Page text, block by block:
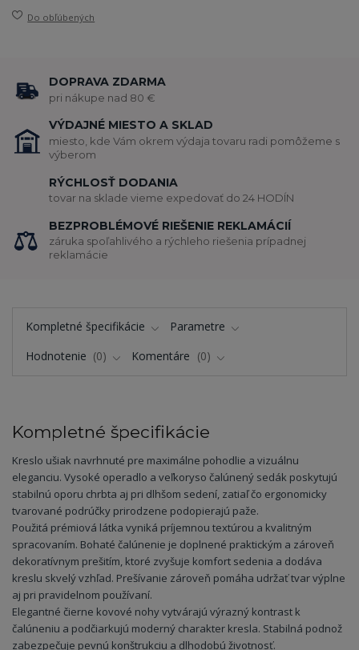
Do obľúbených
DOPRAVA ZDARMA
pri nákupe nad 80 €
VÝDAJNÉ MIESTO A SKLAD
miesto, kde Vám okrem výdaja tovaru radi pomôžeme s
výberom
RÝCHLOSŤ DODANIA
tovar na sklade vieme expedovať do 24 HODÍN
BEZPROBLÉMOVÉ RIEŠENIE REKLAMÁCIÍ
záruka spoľahlivého a rýchleho riešenia prípadnej
reklamácie
Kompletné špecifikácie
Parametre
Hodnotenie
0 Komentáre 0
Kompletné špecifikácie
Kreslo ušiak navrhnuté pre maximálne pohodlie a vizuálnu
eleganciu. Vysoké operadlo a veľkoryso čalúnený sedák poskytujú
stabilnú oporu chrbta aj pri dlhšom sedení, zatiaľ čo ergonomicky
tvarované podrúčky prirodzene podopierajú paže.
Použitá prémiová látka vyniká príjemnou textúrou a kvalitným
spracovaním. Bohaté čalúnenie je doplnené praktickým a zároveň
dekoratívnym prešitím, ktoré zvyšuje komfort sedenia a dodáva
kreslu skvelý vzhľad. Prešívanie zároveň pomáha udržať tvar výplne
aj pri pravidelnom používaní.
Elegantné čierne kovové nohy vytvárajú výrazný kontrast k
čalúneniu a podčiarkujú moderný charakter kresla. Stabilná podnož
zabezpečuje pevnú konštrukciu a dlhodobú životnosť.